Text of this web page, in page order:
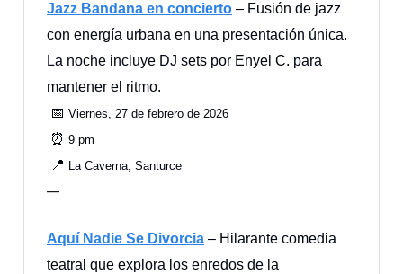
Jazz Bandana en concierto – Fusión de jazz
con energía urbana en una presentación única.
La noche incluye DJ sets por Enyel C. para
mantener el ritmo.
📅 Viernes, 27 de febrero de 2026
⏰ 9 pm
📍 La Caverna, Santurce
—
Aquí Nadie Se Divorcia – Hilarante comedia
teatral que explora los enredos de la